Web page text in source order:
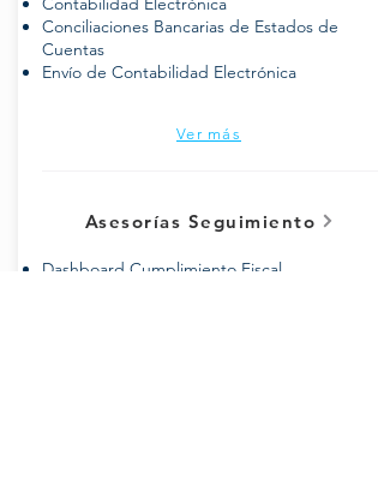
Conciliaciones Bancarias de Estados de
Cuentas
Envío de Contabilidad Electrónica
Ver más
Asesorías Seguimiento
Dashboard Cumplimiento Fiscal